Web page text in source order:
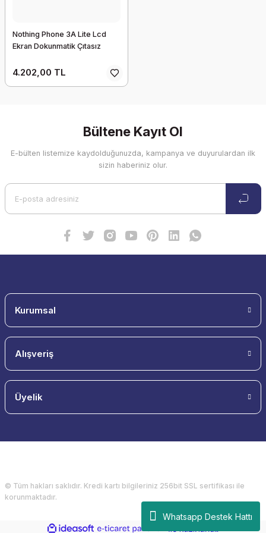
Whatsapp Destek Hattı
Nothing Phone 3A Lite Lcd
Ekran Dokunmatik Çıtasız
4.202,00 TL
Bültene Kayıt Ol
E-bülten listemize kaydolduğunuzda, kampanya ve duyurulardan ilk
sizin haberiniz olur.
Kurumsal
Alışveriş
Üyelik
© Tüm hakları saklıdır. Kredi kartı bilgileriniz 256bit SSL sertifikası ile
korunmaktadır.
ideasoft